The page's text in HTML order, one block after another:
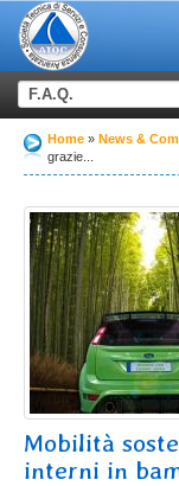
Home News &
grazie...
Mobilità
interni in